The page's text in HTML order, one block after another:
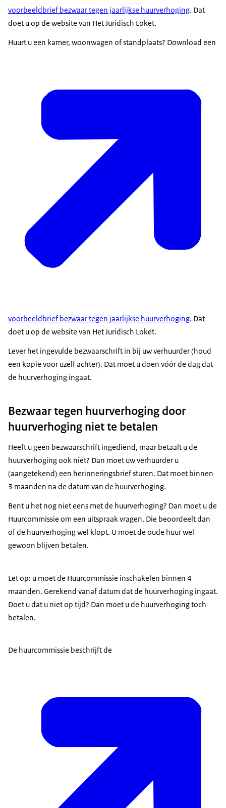
voorbeeldbrief bezwaar tegen jaarlijkse huurverhoging. Dat
doet u op de website van Het Juridisch Loket.
Huurt u een kamer, woonwagen of standplaats? Download een
voorbeeldbrief bezwaar tegen jaarlijkse huurverhoging. Dat
doet u op de website van Het Juridisch Loket.
Lever het ingevulde bezwaarschrift in bij uw verhuurder (houd
een kopie voor uzelf achter). Dat moet u doen vóór de dag dat
de huurverhoging ingaat.
Bezwaar tegen huurverhoging door
huurverhoging niet te betalen
Heeft u geen bezwaarschrift ingediend, maar betaalt u de
huurverhoging ook niet? Dan moet uw verhuurder u
(aangetekend) een herinneringsbrief sturen. Dat moet binnen
3 maanden na de datum van de huurverhoging.
Bent u het nog niet eens met de huurverhoging? Dan moet u de
Huurcommissie om een uitspraak vragen. Die beoordeelt dan
of de huurverhoging wel klopt. U moet de oude huur wel
gewoon blijven betalen.
Let op: u moet de Huurcommissie inschakelen binnen 4
maanden. Gerekend vanaf datum dat de huurverhoging ingaat.
Doet u dat u niet op tijd? Dan moet u de huurverhoging toch
betalen.
De huurcommissie beschrijft de